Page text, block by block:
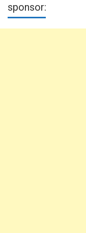
sponsor: